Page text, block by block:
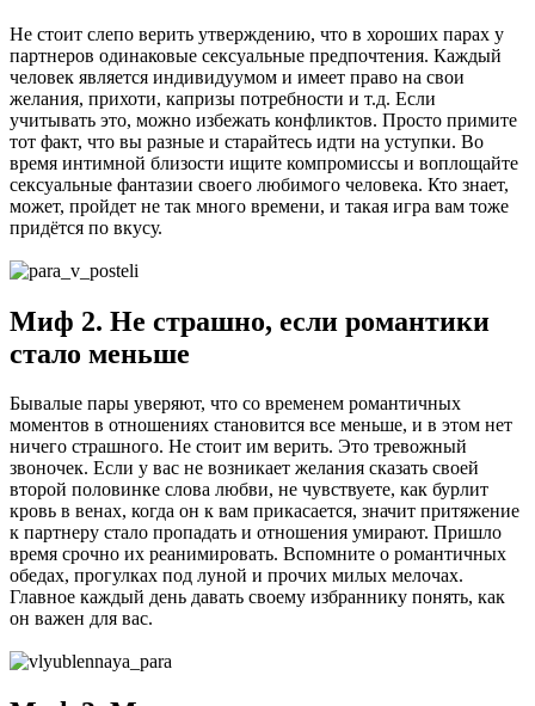
Не стоит слепо верить утверждению, что в хороших парах у
партнеров одинаковые сексуальные предпочтения. Каждый
человек является индивидуумом и имеет право на свои
желания, прихоти, капризы потребности и т.д. Если
учитывать это, можно избежать конфликтов. Просто примите
тот факт, что вы разные и старайтесь идти на уступки. Во
время интимной близости ищите компромиссы и воплощайте
сексуальные фантазии своего любимого человека. Кто знает,
может, пройдет не так много времени, и такая игра вам тоже
придётся по вкусу.
Миф 2. Не страшно, если романтики
стало меньше
Бывалые пары уверяют, что со временем романтичных
моментов в отношениях становится все меньше, и в этом нет
ничего страшного. Не стоит им верить. Это тревожный
звоночек. Если у вас не возникает желания сказать своей
второй половинке слова любви, не чувствуете, как бурлит
кровь в венах, когда он к вам прикасается, значит притяжение
к партнеру стало пропадать и отношения умирают. Пришло
время срочно их реанимировать. Вспомните о романтичных
обедах, прогулках под луной и прочих милых мелочах.
Главное каждый день давать своему избраннику понять, как
он важен для вас.